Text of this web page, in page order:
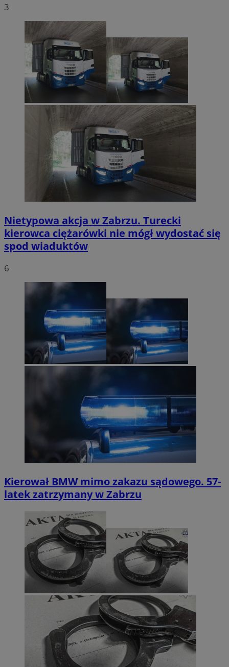
3
Nietypowa akcja w Zabrzu. Turecki
kierowca ciężarówki nie mógł wydostać się
spod wiaduktów
6
Kierował BMW mimo zakazu sądowego. 57-
latek zatrzymany w Zabrzu